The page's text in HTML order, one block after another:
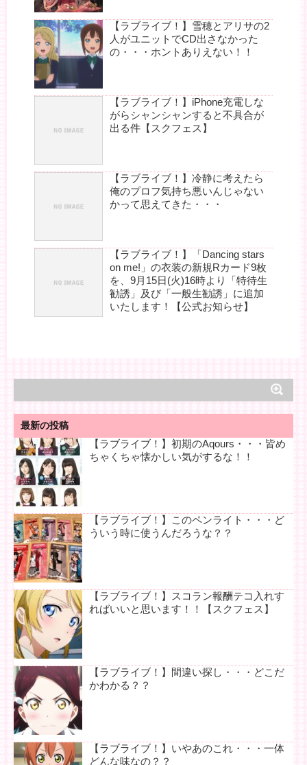
【ラブライブ！】雪穂とアリサの2
人がユニットでCD出さなかった
の・・・ホントありえない！！
【ラブライブ！】iPhone充電しな
がらシャンシャンすると不具合が
出る件【スクフェス】
【ラブライブ！】冷静に考えたら
俺のプロフ気持ち悪いんじゃない
かって思えてきた・・・
【ラブライブ！】「Dancing stars
on me!」の衣装の新規Rカード9枚
を、9月15日(火)16時より「特待生
勧誘」及び「一般生勧誘」に追加
いたします！【公式お知らせ】
最新の投稿
【ラブライブ！】初期のAqours・・・皆め
ちゃくちゃ懐かしい気がするな！！
【ラブライブ！】このペンライト・・・ど
ういう時に使うんだろうな？？
【ラブライブ！】スコラン報酬テコ入れす
ればいいと思います！！【スクフェス】
【ラブライブ！】間違い探し・・・どこだ
かわかる？？
【ラブライブ！】いやあのこれ・・・一体
どんな味なの？？